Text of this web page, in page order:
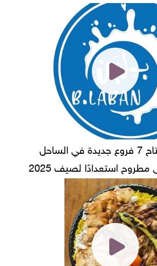
"بلبن" تعلن افتتاح 7 فروع جديدة في الساحل
استعدادًا لصيف 2025